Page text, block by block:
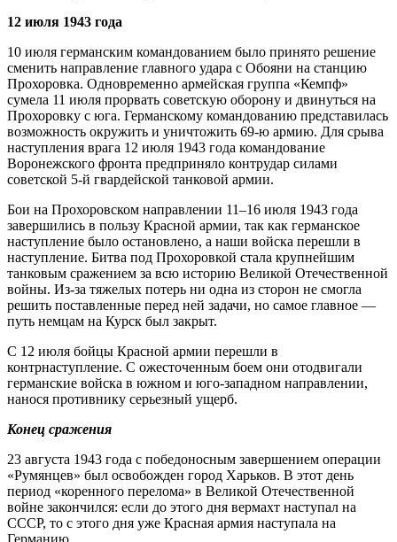
12 июля 1943 года
10 июля германским командованием было принято решение
сменить направление главного удара с Обояни на станцию
Прохоровка. Одновременно армейская группа «Кемпф»
сумела 11 июля прорвать советскую оборону и двинуться на
Прохоровку с юга. Германскому командованию представилась
возможность окружить и уничтожить 69-ю армию. Для срыва
наступления врага 12 июля 1943 года командование
Воронежского фронта предприняло контрудар силами
советской 5-й гвардейской танковой армии.
Бои на Прохоровском направлении 11–16 июля 1943 года
завершились в пользу Красной армии, так как германское
наступление было остановлено, а наши войска перешли в
наступление. Битва под Прохоровкой стала крупнейшим
танковым сражением за всю историю Великой Отечественной
войны. Из-за тяжелых потерь ни одна из сторон не смогла
решить поставленные перед ней задачи, но самое главное —
путь немцам на Курск был закрыт.
С 12 июля бойцы Красной армии перешли в
контрнаступление. С ожесточенным боем они отодвигали
германские войска в южном и юго-западном направлении,
нанося противнику серьезный ущерб.
Конец сражения
23 августа 1943 года с победоносным завершением операции
«Румянцев» был освобожден город Харьков. В этот день
период «коренного перелома» в Великой Отечественной
войне закончился: если до этого дня вермахт наступал на
СССР, то с этого дня уже Красная армия наступала на
Германию.